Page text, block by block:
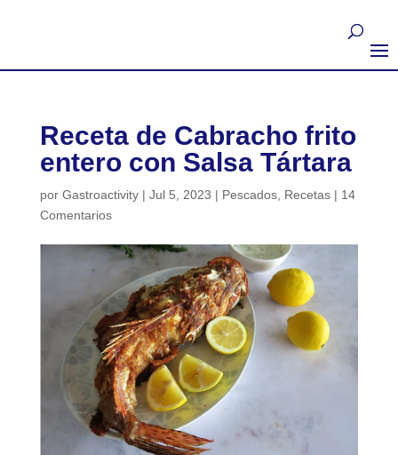
Receta de Cabracho frito
entero con Salsa Tártara
por Gastroactivity| Jul 5, 2023 | Pescados, Recetas| 14
Comentarios